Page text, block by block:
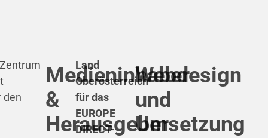
den
Medieninhaber
&
Herausgeber
Land
Oberösterreich
für das
EUROPE
DIRECT-
Webdesign
und
Umsetzung